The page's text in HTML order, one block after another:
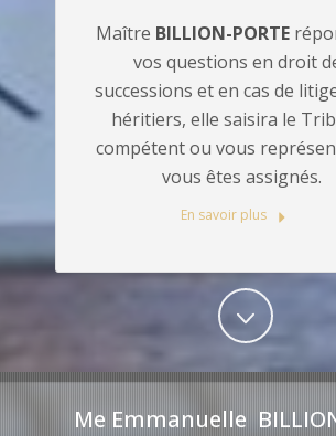
Maître BILLION-PORTE
vos questions en droit
successions et en cas de
héritiers, elle saisira le
compétent ou vous
vous êtes assignés.
En savoir plus
Me Emmanuelle